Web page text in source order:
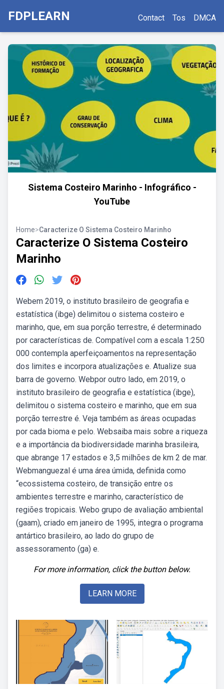
FDPLEARN Contact Tos DMCA
Sistema Costeiro Marinho - Infográfico -
YouTube
Home>Caracterize O Sistema Costeiro Marinho
Caracterize O Sistema Costeiro
Marinho
Webem 2019, o instituto brasileiro de geografia e
estatística (ibge) delimitou o sistema costeiro e
marinho, que, em sua porção terrestre, é determinado
por características de. Compatível com a escala 1:250
000 contempla aperfeiçoamentos na representação
dos limites e incorpora atualizações e. Atualize sua
barra de governo. Webpor outro lado, em 2019, o
instituto brasileiro de geografia e estatística (ibge),
delimitou o sistema costeiro e marinho, que em sua
porção terrestre é. Veja também as áreas ocupadas
por cada bioma e pelo. Websaiba mais sobre a riqueza
e a importância da biodiversidade marinha brasileira,
que abrange 17 estados e 3,5 milhões de km 2 de mar.
Webmanguezal é uma área úmida, definida como
“ecossistema costeiro, de transição entre os
ambientes terrestre e marinho, característico de
regiões tropicais. Webo grupo de avaliação ambiental
(gaam), criado em janeiro de 1995, integra o programa
antártico brasileiro, ao lado do grupo de
assessoramento (ga) e.
For more information, click the button below.
LEARN MORE